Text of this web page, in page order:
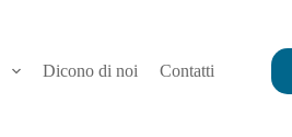
Dicono di noi Contatti